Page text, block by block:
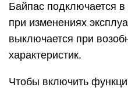
Байпас подключается в
при изменениях
выключается при
характеристик.
Чтобы включить